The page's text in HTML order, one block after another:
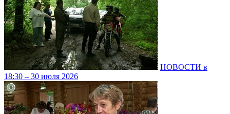
НОВОСТИ в
18:30 – 30 июля 2026